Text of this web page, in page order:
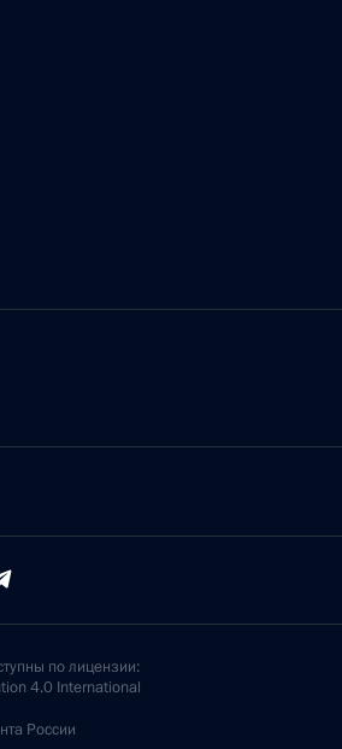
Президенту
канцлеру ФРГ Герхарду
по случаю национального
с 65-летием Армена
Московского театра
артиста СССР
с визитом в Индии,
Жак Ширак обсудили
вокруг президентских